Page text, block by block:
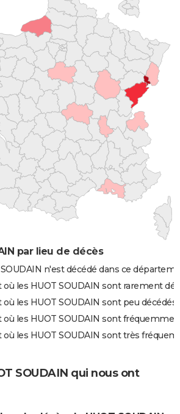
par lieu de décès
n'est décédé dans ce
les HUOT SOUDAIN sont rarement
les HUOT SOUDAIN sont peu décédés
les HUOT SOUDAIN sont
les HUOT SOUDAIN sont très
SOUDAIN qui nous ont